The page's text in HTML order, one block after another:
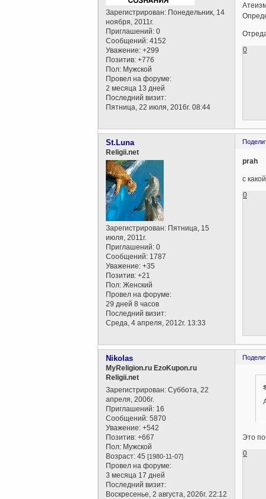
Зарегистрирован: Понедельник, 14
ноября, 2011г.
Приглашений: 0
Сообщений: 4152
Уважение: +299
Позитив: +776
Пол: Мужской
Провел на форуме:
2 месяца 13 дней
Последний визит:
Пятница, 22 июля, 2016г. 08:44
0
St.Luna
Religii.net
Зарегистрирован: Пятница, 15
июля, 2011г.
Приглашений: 0
Сообщений: 1787
Уважение: +35
Позитив: +21
Пол: Женский
Провел на форуме:
29 дней 8 часов
Последний визит:
Среда, 4 апреля, 2012г. 13:33
prah
с
0
Nikolas
MyReligion.ru EzoKupon.ru
Religii.net
Зарегистрирован: Суббота, 22
апреля, 2006г.
Приглашений: 16
Сообщений: 5870
Уважение: +542
Позитив: +667
Пол: Мужской
Возраст: 45[1980-11-07]
Провел на форуме:
3 месяца 17 дней
Последний визит:
Воскресенье, 2 августа, 2026г. 22:12
Это
0